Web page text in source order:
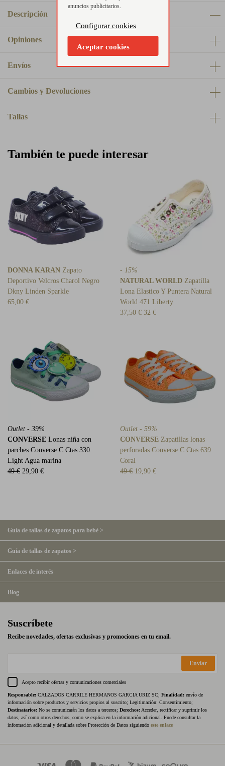
Descripción
Opiniones
Envíos
Cambios y Devoluciones
Tallas
También te puede interesar
DONNA KARAN Zapato
Deportivo Velcros Charol Negro
Dkny Linden Sparkle
65,00 €
- 15%
NATURAL WORLD Zapatilla
Lona Elastico Y Puntera Natural
World 471 Liberty
37,50 € 32 €
Outlet - 39%
CONVERSE Lonas niña con
parches Converse C Ctas 330
Light Agua marina
49 € 29,90 €
Outlet - 59%
CONVERSE Zapatillas lonas
perforadas Converse C Ctas 639
Coral
49 € 19,90 €
Guía de tallas de zapatos para bebé >
Guía de tallas de zapatos >
Enlaces de interés
Blog
Suscríbete
Recibe novedades, ofertas exclusivas y promociones en tu email.
Enviar
Acepto recibir ofertas y comunicaciones comerciales
Responsable: CALZADOS CARRILE HERMANOS GARCIA URIZ SC; Finalidad: envío de
información sobre productos y servicios propios al suscrito; Legitimación: Consentimiento;
Destinatarios: No se comunicarán los datos a terceros; Derechos: Acceder, rectificar y suprimir los
datos, así como otros derechos, como se explica en la información adicional. Puede consultar la
información adicional y detallada sobre Protección de Datos siguiendo este enlace
anuncios publicitarios.
Configurar cookies
Aceptar cookies